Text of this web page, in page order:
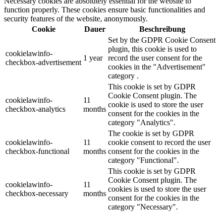
function properly. These cookies ensure basic functionalities and
security features of the website, anonymously.
Cookie
Dauer Beschreibung
cookielawinfo-
checkbox-advertisement
1 year
Set by the GDPR Cookie Consent
plugin, this cookie is used to
record the user consent for the
cookies in the "Advertisement"
category .
cookielawinfo-
checkbox-analytics
11
months
This cookie is set by GDPR
Cookie Consent plugin. The
cookie is used to store the user
consent for the cookies in the
category "Analytics".
cookielawinfo-
checkbox-functional
11
months
The cookie is set by GDPR
cookie consent to record the user
consent for the cookies in the
category "Functional".
cookielawinfo-
checkbox-necessary
11
months
This cookie is set by GDPR
Cookie Consent plugin. The
cookies is used to store the user
consent for the cookies in the
category "Necessary".